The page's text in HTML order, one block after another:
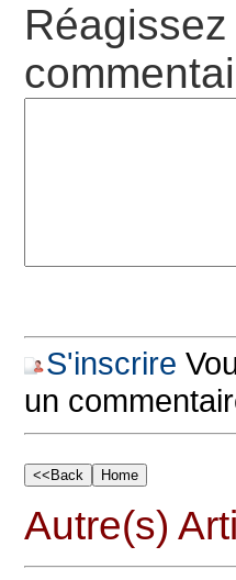
S'inscrire
un
Autre(s)